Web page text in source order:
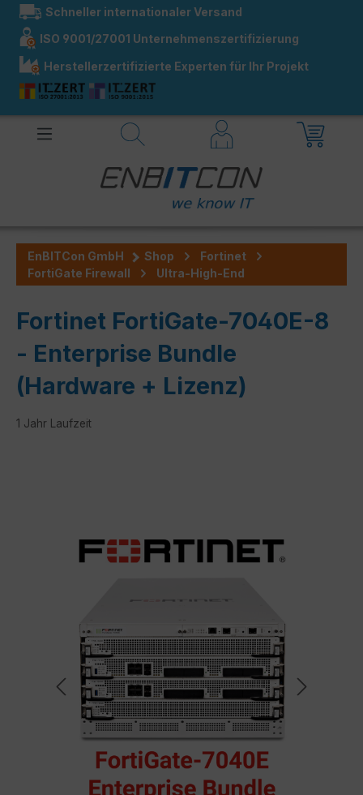
springen
Schneller internationaler Versand
ISO 9001/27001 Unternehmenszertifizierung
Herstellerzertifizierte Experten für Ihr Projekt
EnBITCon GmbH Shop
Fortinet
FortiGate Firewall
Ultra-High-End
Fortinet FortiGate-7040E-8
- Enterprise Bundle
(Hardware + Lizenz)
1 Jahr Laufzeit